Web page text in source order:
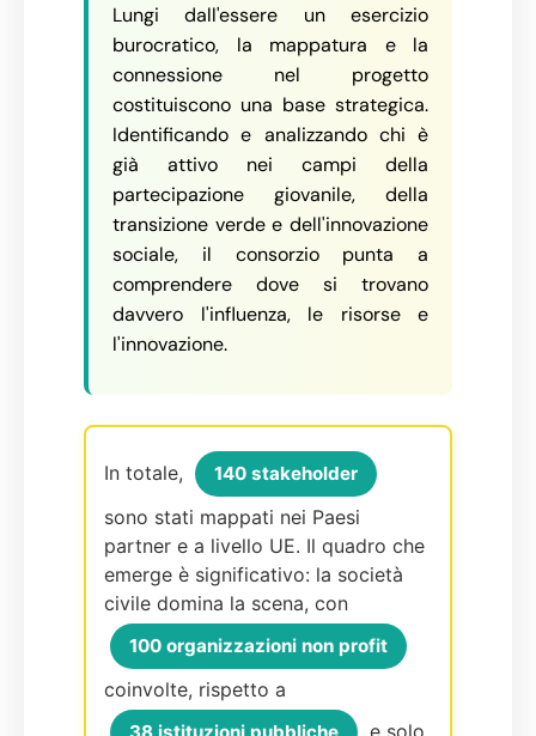
Lungi dall'essere un esercizio
burocratico, la mappatura e la
connessione nel progetto
costituiscono una base strategica.
Identificando e analizzando chi è
già attivo nei campi della
partecipazione giovanile, della
transizione verde e dell'innovazione
sociale, il consorzio punta a
comprendere dove si trovano
davvero l'influenza, le risorse e
l'innovazione.
In totale, 140 stakeholder
sono stati mappati nei Paesi
partner e a livello UE. Il quadro che
emerge è significativo: la società
civile domina la scena, con
100 organizzazioni non profit
coinvolte, rispetto a
e solo